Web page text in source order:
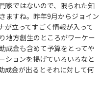
家ではないので、限られた知
ますね。昨年9月からジョイン
が立ってすごく情報が入って
地方創生のところがワーケー
成金も含めて予算をとってや
ションを掲げていろいろなと
成金が出るとそれに対して何